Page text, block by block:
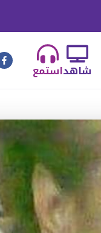
استمعشاهد